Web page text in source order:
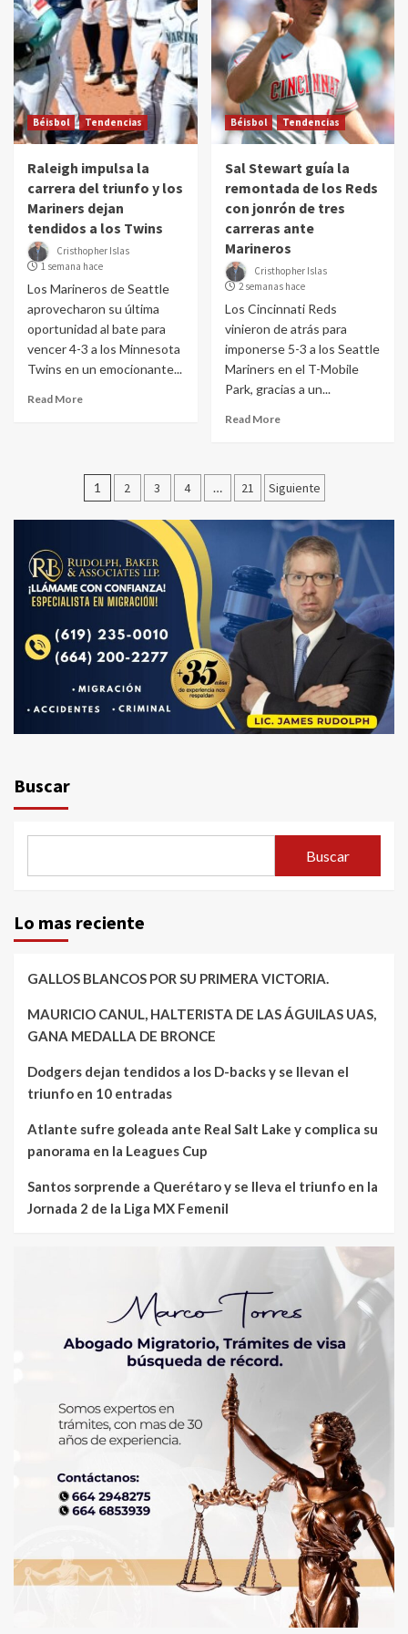
Béisbol Tendencias
Raleigh impulsa la
carrera del triunfo y los
Mariners dejan
tendidos a los Twins
Cristhopher Islas
1 semana hace
Los Marineros de Seattle
aprovecharon su última
oportunidad al bate para
vencer 4-3 a los Minnesota
Twins en un emocionante...
Read More
Béisbol Tendencias
Sal Stewart guía la
remontada de los Reds
con jonrón de tres
carreras ante
Marineros
Cristhopher Islas
2 semanas hace
Los Cincinnati Reds
vinieron de atrás para
imponerse 5-3 a los Seattle
Mariners en el T-Mobile
Park, gracias a un...
Read More
Paginación
de
entradas
1 2 3 4 … 21 Siguiente
Buscar
Buscar
Lo mas reciente
GALLOS BLANCOS POR SU PRIMERA VICTORIA.
MAURICIO CANUL, HALTERISTA DE LAS ÁGUILAS UAS,
GANA MEDALLA DE BRONCE
Dodgers dejan tendidos a los D-backs y se llevan el
triunfo en 10 entradas
Atlante sufre goleada ante Real Salt Lake y complica su
panorama en la Leagues Cup
Santos sorprende a Querétaro y se lleva el triunfo en la
Jornada 2 de la Liga MX Femenil